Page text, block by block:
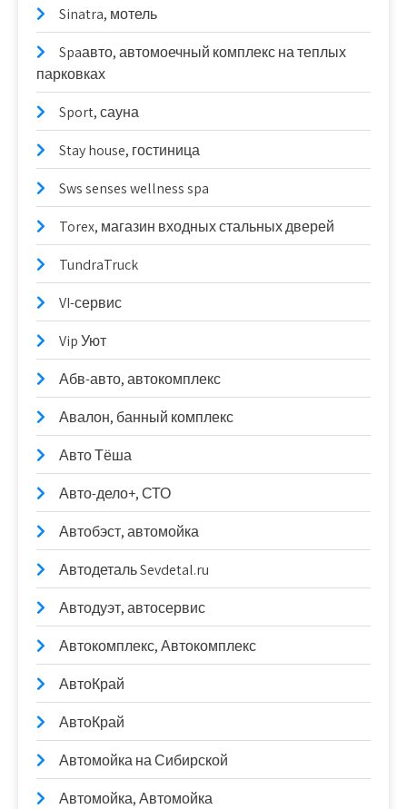
Sinatra, мотель
Spaавто, автомоечный комплекс на теплых
парковках
Sport, сауна
Stay house, гостиница
Sws senses wellness spa
Torex, магазин входных стальных дверей
TundraTruck
VI-сервис
Vip Уют
Абв-авто, автокомплекс
Авалон, банный комплекс
Авто Тёша
Авто-дело+, СТО
Автобэст, автомойка
Автодеталь Sevdetal.ru
Автодуэт, автосервис
Автокомплекс, Автокомплекс
АвтоКрай
АвтоКрай
Автомойка на Сибирской
Автомойка, Автомойка